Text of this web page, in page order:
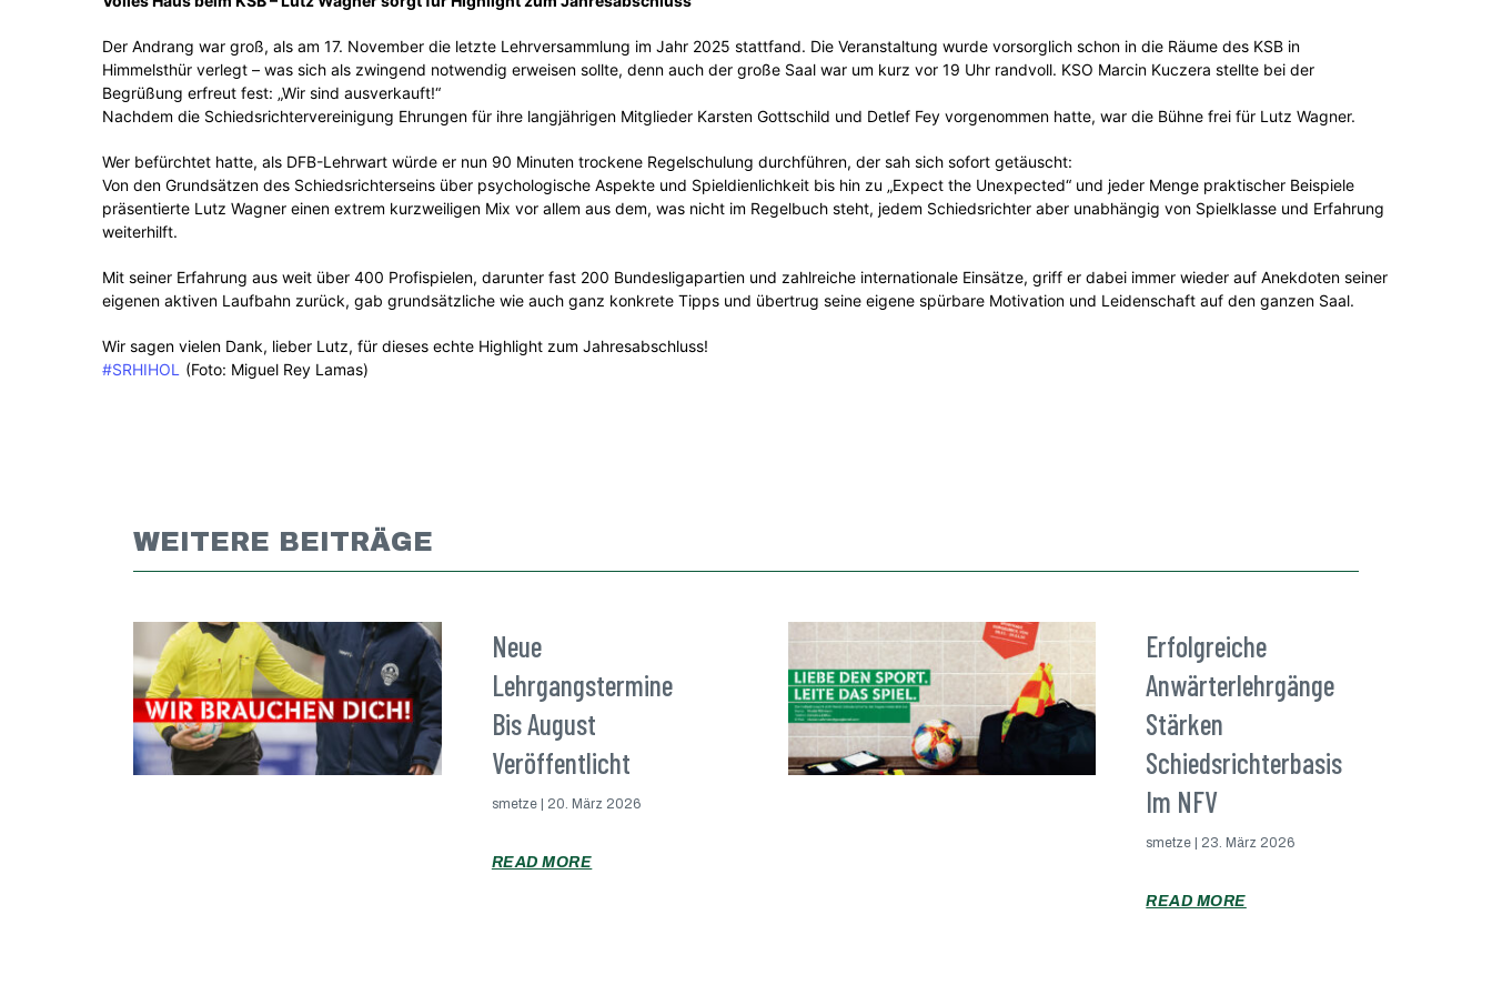
Der Andrang war groß, als am 17. November die letzte Lehrversammlung im Jahr 2025 stattfand. Die Veranstaltung wurde vorsorglich schon in die Räume des KSB in
Himmelsthür verlegt – was sich als zwingend notwendig erweisen sollte, denn auch der große Saal war um kurz vor 19 Uhr randvoll. KSO Marcin Kuczera stellte bei der
Begrüßung erfreut fest: „Wir sind ausverkauft!“
Nachdem die Schiedsrichtervereinigung Ehrungen für ihre langjährigen Mitglieder Karsten Gottschild und Detlef Fey vorgenommen hatte, war die Bühne frei für Lutz Wagner.
Wer befürchtet hatte, als DFB-Lehrwart würde er nun 90 Minuten trockene Regelschulung durchführen, der sah sich sofort getäuscht:
Von den Grundsätzen des Schiedsrichterseins über psychologische Aspekte und Spieldienlichkeit bis hin zu „Expect the Unexpected“ und jeder Menge praktischer Beispiele
präsentierte Lutz Wagner einen extrem kurzweiligen Mix vor allem aus dem, was nicht im Regelbuch steht, jedem Schiedsrichter aber unabhängig von Spielklasse und Erfahrung
weiterhilft.
Mit seiner Erfahrung aus weit über 400 Profispielen, darunter fast 200 Bundesligapartien und zahlreiche internationale Einsätze, griff er dabei immer wieder auf Anekdoten seiner
eigenen aktiven Laufbahn zurück, gab grundsätzliche wie auch ganz konkrete Tipps und übertrug seine eigene spürbare Motivation und Leidenschaft auf den ganzen Saal.
Wir sagen vielen Dank, lieber Lutz, für dieses echte Highlight zum Jahresabschluss!
#SRHIHOL
(Foto: Miguel Rey Lamas)
WEITERE BEITRÄGE
Neue
Lehrgangstermine
Bis August
Veröffentlicht
smetze 20. März 2026
READ MORE
Erfolgreiche
Anwärterlehrgänge
Stärken
Schiedsrichterbasis
Im NFV
smetze 23. März 2026
READ MORE